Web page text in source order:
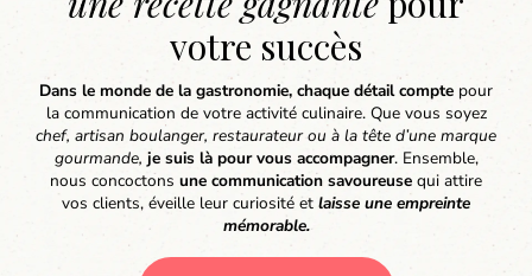
votre succès
Dans le monde de la gastronomie, chaque détail compte pour
la communication de votre activité culinaire. Que vous soyez
chef, artisan boulanger, restaurateur ou à la tête d’une marque
gourmande, je suis là pour vous accompagner. Ensemble,
nous concoctons une communication savoureuse qui attire
vos clients, éveille leur curiosité et laisse une empreinte
mémorable.